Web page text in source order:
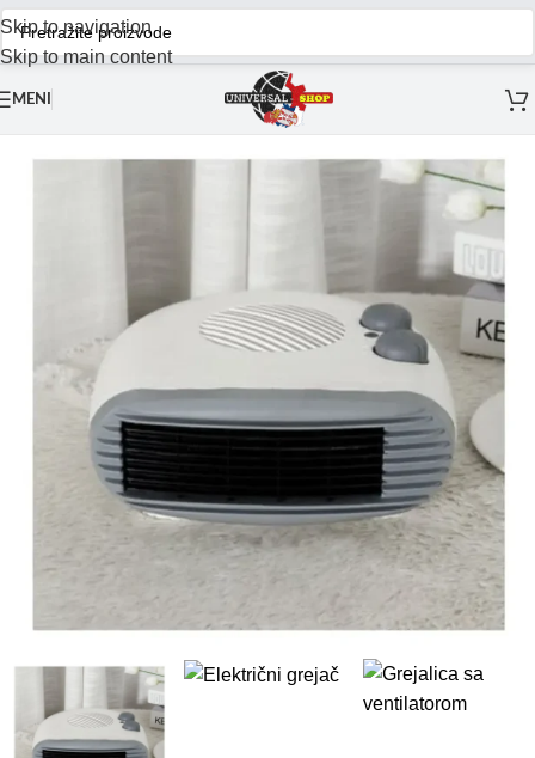
Skip to navigation
Skip to main content
MENI